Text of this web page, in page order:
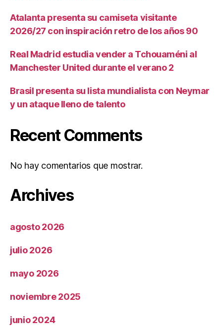
Atalanta presenta su camiseta visitante
2026/27 con inspiración retro de los años 90
Real Madrid estudia vender a Tchouaméni al
Manchester United durante el verano 2
Brasil presenta su lista mundialista con Neymar
y un ataque lleno de talento
Recent Comments
No hay comentarios que mostrar.
Archives
agosto 2026
julio 2026
mayo 2026
noviembre 2025
junio 2024